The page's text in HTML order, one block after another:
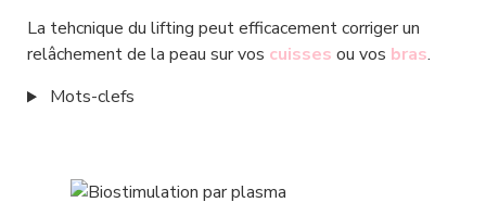
La tehcnique du lifting peut efficacement corriger un
relâchement de la peau sur vos cuisses ou vos bras.
Mots-clefs